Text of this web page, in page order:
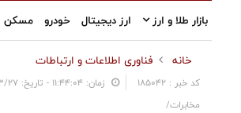
بازار طلا و ارز ارز دیجیتال خودرو مسکن
خانه فناوری اطلاعات و ارتباطات
کد خبر : 185042 زمان: ۱۱:۴۴:۰۴ - تاریخ: ۱۴۰۵/۰۳/۲۷
مخابرات/